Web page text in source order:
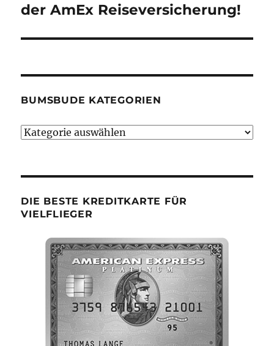
Beitrag:
der AmEx Reiseversicherung!
BUMSBUDE KATEGORIEN
Bumsbude
DIE BESTE KREDITKARTE FÜR
VIELFLIEGER